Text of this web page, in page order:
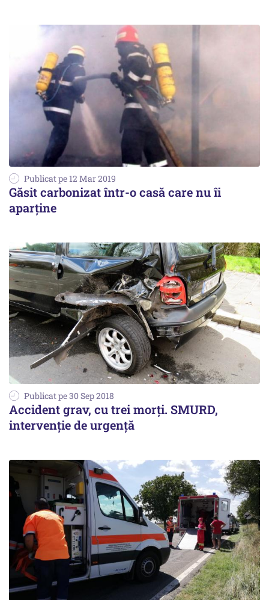
Publicat pe 12 Mar 2019
Găsit carbonizat într-o casă care nu îi
aparține
Publicat pe 30 Sep 2018
Accident grav, cu trei morți. SMURD,
intervenție de urgență